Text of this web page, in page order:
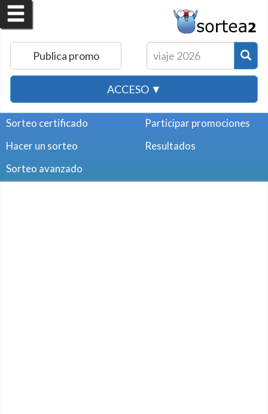
Publica promo
ACCESO ▼
Sorteo certificado
Hacer un sorteo
Sorteo avanzado
Participar promociones
Resultados